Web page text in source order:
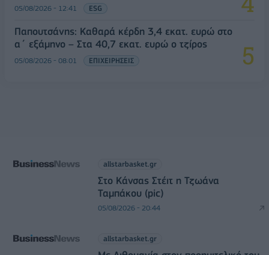
05/08/2026 - 12:41 ESG
Παπουτσάνης: Καθαρά κέρδη 3,4 εκατ. ευρώ στο
α΄ εξάμηνο – Στα 40,7 εκατ. ευρώ ο τζίρος
05/08/2026 - 08:01 ΕΠΙΧΕΙΡΗΣΕΙΣ
allstarbasket.gr
Στο Κάνσας Στέιτ η Τζωάνα
Ταμπάκου (pic)
05/08/2026 - 20:44
allstarbasket.gr